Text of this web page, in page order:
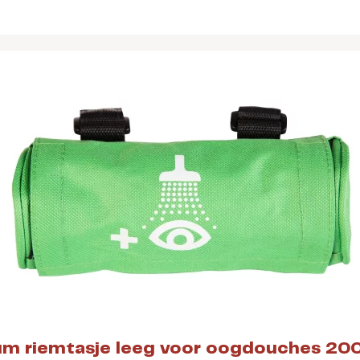
riemtasje leeg voor oogdouches